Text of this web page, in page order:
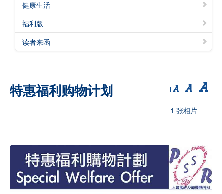
健康生活
福利版
读者来函
特惠福利购物计划
1 张相片